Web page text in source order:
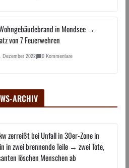
in Mondsee →
von 7 Feuerwehren
Dezember 2022 0 Kommentare
ARCHIV
zerreißt bei Unfall in 30er-Zone in
in zwei brennende Teile → zwei Tote,
löschen Menschen ab